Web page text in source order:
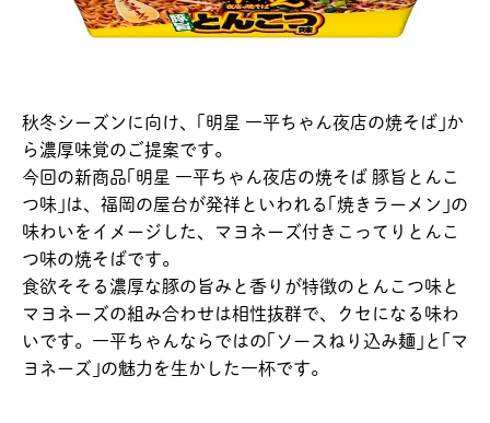
秋冬シーズンに向け、｢明星 一平ちゃん夜店の焼そば｣か
ら濃厚味覚のご提案です。
今回の新商品｢明星 一平ちゃん夜店の焼そば 豚旨とんこ
つ味｣は、福岡の屋台が発祥といわれる｢焼きラーメン｣の
味わいをイメージした、マヨネーズ付きこってりとんこ
つ味の焼そばです。
食欲そそる濃厚な豚の旨みと香りが特徴のとんこつ味と
マヨネーズの組み合わせは相性抜群で、クセになる味わ
いです。一平ちゃんならではの｢ソースねり込み麺｣と｢マ
ヨネーズ｣の魅力を生かした一杯です。